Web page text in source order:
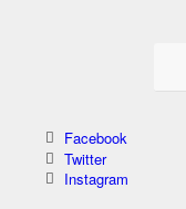
Facebook
Twitter
Instagram